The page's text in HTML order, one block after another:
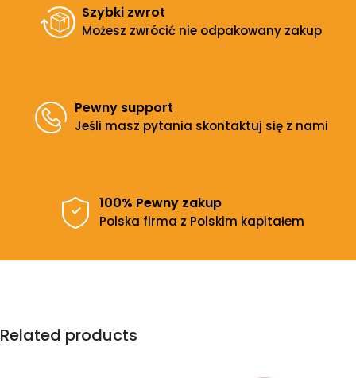
Szybki zwrot
Możesz zwrócić nie odpakowany zakup
Pewny support
Jeśli masz pytania skontaktuj się z nami
100% Pewny zakup
Polska firma z Polskim kapitałem
Related products